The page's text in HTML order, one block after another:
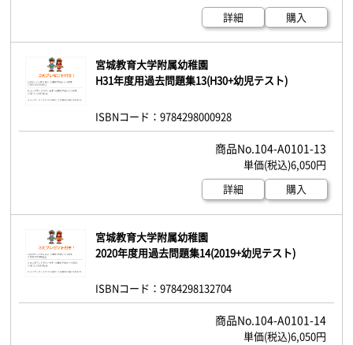
詳細
購入
宮城教育大学附属幼稚園
H31年度用過去問題集13(H30+幼児テスト)
ISBNコード：9784298000928
104-A0101-13
6,050円
詳細
購入
宮城教育大学附属幼稚園
2020年度用過去問題集14(2019+幼児テスト)
ISBNコード：9784298132704
104-A0101-14
6,050円